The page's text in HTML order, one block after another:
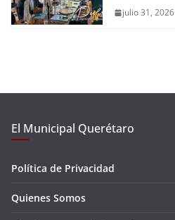
julio 31, 2026
El Municipal Querétaro
Política de Privacidad
Quienes Somos